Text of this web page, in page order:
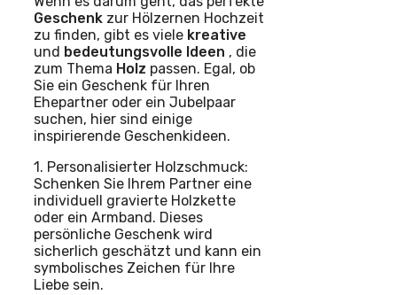
Geschenk zur Hölzernen Hochzeit
zu finden, gibt es viele kreative
und bedeutungsvolle Ideen , die
zum Thema Holz passen. Egal, ob
Sie ein Geschenk für Ihren
Ehepartner oder ein Jubelpaar
suchen, hier sind einige
inspirierende Geschenkideen.
1. Personalisierter Holzschmuck:
Schenken Sie Ihrem Partner eine
individuell gravierte Holzkette
oder ein Armband. Dieses
persönliche Geschenk wird
sicherlich geschätzt und kann ein
symbolisches Zeichen für Ihre
Liebe sein.